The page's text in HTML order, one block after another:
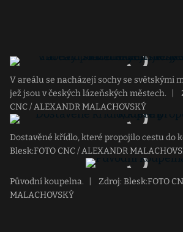
V areálu se nacházejí sochy se světskými
jež jsou v českých lázeňských městech.
CNC / ALEXANDR MALACHOVSKÝ
Dostavěné křídlo, které propojilo cestu do
Blesk:FOTO CNC / ALEXANDR
Původní koupelna.
Zdroj: Blesk:FOTO
MALACHOVSKÝ